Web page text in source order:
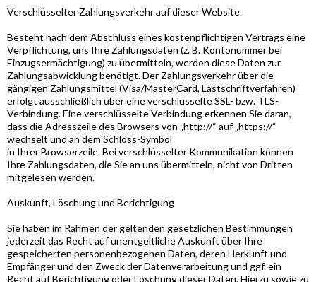
Verschlüsselter Zahlungsverkehr auf dieser Website
Besteht nach dem Abschluss eines kostenpflichtigen Vertrags eine
Verpflichtung, uns Ihre Zahlungsdaten (z. B. Kontonummer bei
Einzugsermächtigung) zu übermitteln, werden diese Daten zur
Zahlungsabwicklung benötigt. Der Zahlungsverkehr über die
gängigen Zahlungsmittel (Visa/MasterCard, Lastschriftverfahren)
erfolgt ausschließlich über eine verschlüsselte SSL- bzw. TLS-
Verbindung. Eine verschlüsselte Verbindung erkennen Sie daran,
dass die Adresszeile des Browsers von „http://“ auf „https://“
wechselt und an dem Schloss-Symbol
in Ihrer Browserzeile. Bei verschlüsselter Kommunikation können
Ihre Zahlungsdaten, die Sie an uns übermitteln, nicht von Dritten
mitgelesen werden.
Auskunft, Löschung und Berichtigung
Sie haben im Rahmen der geltenden gesetzlichen Bestimmungen
jederzeit das Recht auf unentgeltliche Auskunft über Ihre
gespeicherten personenbezogenen Daten, deren Herkunft und
Empfänger und den Zweck der Datenverarbeitung und ggf. ein
Recht auf Berichtigung oder Löschung dieser Daten. Hierzu sowie zu